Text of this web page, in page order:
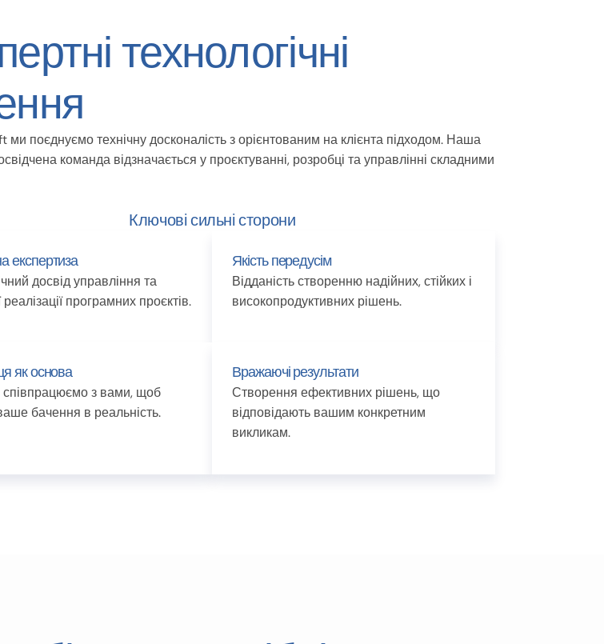
технологічні
ми поєднуємо технічну досконалість з орієнтованим на клієнта підходом. Наша
команда відзначається у проєктуванні, розробці та управлінні складними
Ключові сильні сторони
експертиза
досвід управління та
програмних проєктів.
Якість передусім
Відданість створенню надійних, стійких і
високопродуктивних рішень.
як основа
співпрацюємо з вами, щоб
бачення в реальність.
Вражаючі результати
Створення ефективних рішень, що
відповідають вашим конкретним
викликам.